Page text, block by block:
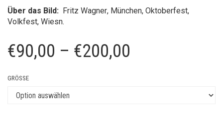
Über das Bild: Fritz Wagner, München, Oktoberfest,
Volkfest, Wiesn.
€90,00 – €200,00
GRÖSSE